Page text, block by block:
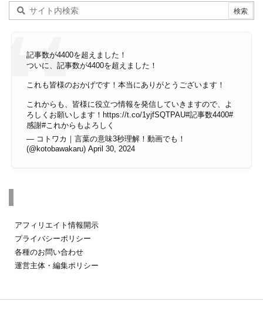
記事数が4400を超えました！
ついに、記事数が4400を超えました！
これも皆様のおかげです！本当にありがとうございます！
これからも、皆様に役立つ情報を発信していきますので、よ
ろしくお願いします！ https://t.co/1yjfSQTPAU#記事数4400#
感謝#これからもよろしく
— コトワカ｜言葉の意味3秒理解！動画でも！
(@kotobawakaru) April 30, 2024
アフィリエイト情報開示
プライバシーポリシー
各種のお問い合わせ
運営主体・編集ポリシー